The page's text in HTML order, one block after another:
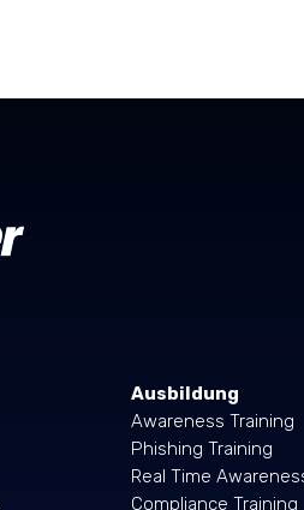
Ausbildung
Awareness Training
Phishing Training
Real Time
Compliance Training